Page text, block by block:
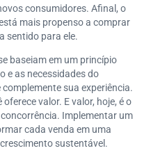
consumidores. Afinal, o
mais propenso a comprar
sentido para ele.
baseiam em um princípio
e as necessidades do
sua experiência.
valor. E valor, hoje, é o
Implementar um
cada venda em uma
sustentável.